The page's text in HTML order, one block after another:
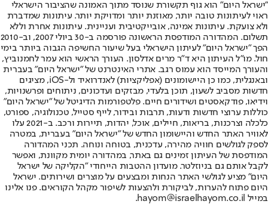
"ישראל היום" הוא גוף תקשורת שנוסד מתוך האמונה שהציבור הישראלי
ראוי לעיתונות טובה יותר, מאוזנת יותר ומדויקת יותר. עיתונות שמדברת
ולא צועקת. עיתונות אמינה, אובייקטיבית ועניינית. עיתונות אחרת וללא
תשלום. המהדורה המודפסת הראשונה פורסמה ב-30 ביולי 2007, וב-2010
הפך "ישראל היום" לעיתון הישראלי בעל שיעור החשיפה הגבוה ביותר בימי
חול. מו"ל העיתון היא ד"ר מרים אדלסון. העורך הראשי הוא עמר לחמנוביץ,
והעורך המייסד הוא עמוס רגב. אתרי האינטרנט של "ישראל היום" בעברית
ובאנגלית, כמו כן היישומונים (אפליקציות) לאנדרואיד ול-iOS, מציגים
חדשות מסביב לשעון, תוכן בלעדי, מבזקים ועדכונים, ניתוחים ופרשנויות,
וידיאו, פודקאסטים ושידורים חיים. פלטפורמות הדיגיטל של "ישראל היום"
כוללות ערוצי חדשות ודעות, תרבות ובידור, לייף סטייל, טכנולוגיה, ספורט,
כלכלה וצרכנות, בריאות, חיילים, אוכל, יהדות, תיירות ורכב. ב-2021 עלו
לאוויר האתר החדש והיישומון החדש של "ישראל היום" בעברית, במטרה
לספק לגולשים חוויה מהירה, עדכנית, בטוחה ונוחה. תכני המהדורה
המודפסת של העיתון זמינים גם באתר, במהדורה יומית מקוונת, ואפשר
לקבל אותם גם בניוזלטר. מועדון ההטבות הייחודי "הקליקה של ישראל
היום" מציע לגולשי האתר הנחות ומבצעים על מוצרים ושירותים. ישראל
היום פתוח להערות, לביקורת ולהצעות לשיפור מקהל הקוראים. פנו אלינו
במייל hayom@israelhayom.co.il.